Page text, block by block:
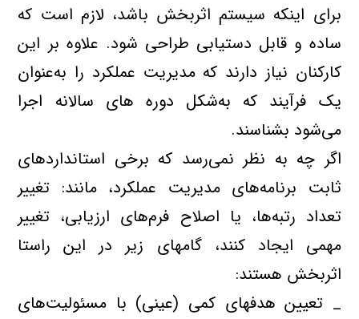
براي اينكه سيستم اثربخش باشد، لازم است كه
ساده و قابل دستيابي طراحي شود. ‌علاوه بر اين
كاركنان نياز دارند كه مديريت عملكرد را به‌عنوان
يك فرآيند كه به‌شكل دوره‌ هاي سالانه اجرا
مي‌شود بشناسند.
اگر چه به نظر نمي‌رسد كه برخي استانداردهاي
ثابت برنامه‌هاي مديريت عملكرد، مانند: تغيير
تعداد رتبه‌ها، يا اصلاح فرم‌هاي ارزيابي، تغيير
مهمي ايجاد كنند، گامهاي زير در اين راستا
اثربخش هستند:
_ تعيين هدفهاي كمي (عيني) با مسئوليت‌هاي